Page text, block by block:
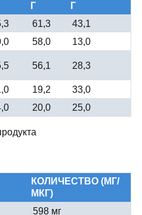
Г
Г
61,3
43,1
58,0
13,0
56,1 28,3
19,2
33,0
20,0 25,0
КОЛИЧЕСТВО (МГ/
МКГ)
598 мг